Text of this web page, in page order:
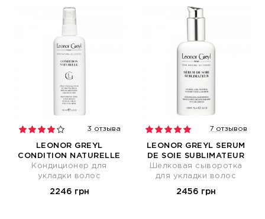
3 отзыва
LEONOR GREYL
CONDITION NATURELLE
Кондиционер для
укладки волос
2246 грн
7 отзывов
LEONOR GREYL SERUM
DE SOIE SUBLIMATEUR
Шелковая сыворотка
для укладки волос
2456 грн